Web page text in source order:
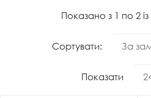
Показано з 1 по 2
Сортувати:
Показати